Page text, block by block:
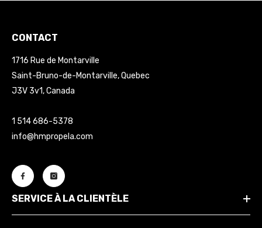
CONTACT
1716 Rue de Montarville
Saint-Bruno-de-Montarville, Quebec
J3V 3v1, Canada
1 514 686-5378
info@hmpropela.com
SERVICE À LA CLIENTÈLE